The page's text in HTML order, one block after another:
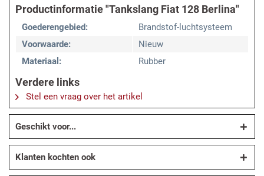
Productinformatie "Tankslang Fiat 128 Berlina"
Goederengebied:
Brandstof-luchtsysteem
Voorwaarde:
Nieuw
Materiaal:
Rubber
Verdere links
Stel een vraag over het artikel
Geschikt voor...
Klanten kochten ook